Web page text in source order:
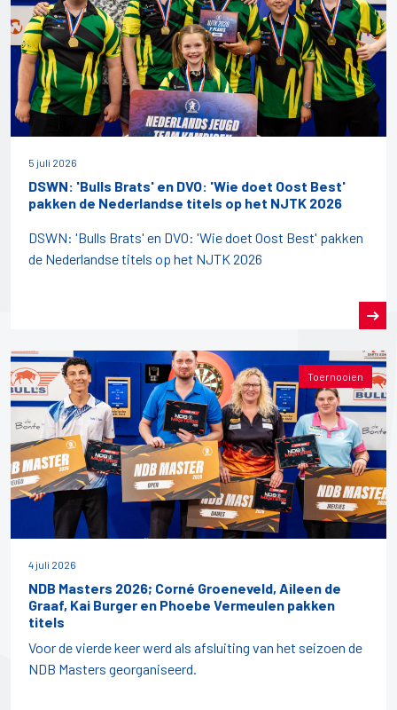
5 juli 2026
DSWN: 'Bulls Brats' en DVO: 'Wie doet Oost Best'
pakken de Nederlandse titels op het NJTK 2026
DSWN: 'Bulls Brats' en DVO: 'Wie doet Oost Best' pakken
de Nederlandse titels op het NJTK 2026
Toernooien
4 juli 2026
NDB Masters 2026; Corné Groeneveld, Aileen de
Graaf, Kai Burger en Phoebe Vermeulen pakken
titels
Voor de vierde keer werd als afsluiting van het seizoen de
NDB Masters georganiseerd.